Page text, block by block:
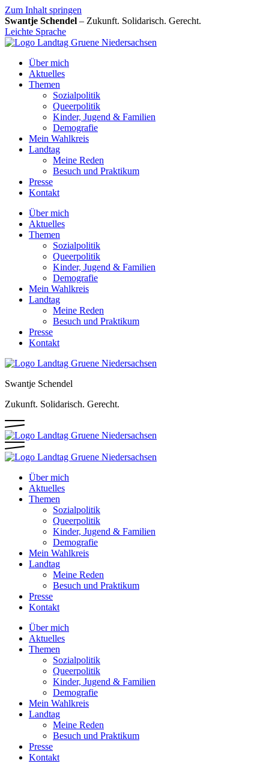
Zum Inhalt springen
Swantje Schendel – Zukunft. Solidarisch. Gerecht.
Leichte Sprache
Über mich
Aktuelles
Themen
Sozialpolitik
Queerpolitik
Kinder, Jugend & Familien
Demografie
Mein Wahlkreis
Landtag
Meine Reden
Besuch und Praktikum
Presse
Kontakt
Über mich
Aktuelles
Themen
Sozialpolitik
Queerpolitik
Kinder, Jugend & Familien
Demografie
Mein Wahlkreis
Landtag
Meine Reden
Besuch und Praktikum
Presse
Kontakt
Swantje Schendel
Zukunft. Solidarisch. Gerecht.
Über mich
Aktuelles
Themen
Sozialpolitik
Queerpolitik
Kinder, Jugend & Familien
Demografie
Mein Wahlkreis
Landtag
Meine Reden
Besuch und Praktikum
Presse
Kontakt
Über mich
Aktuelles
Themen
Sozialpolitik
Queerpolitik
Kinder, Jugend & Familien
Demografie
Mein Wahlkreis
Landtag
Meine Reden
Besuch und Praktikum
Presse
Kontakt